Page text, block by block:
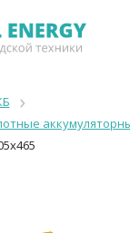
КАТАЛОГ
АРЕНДА АКБ
О КОМПАНИИ